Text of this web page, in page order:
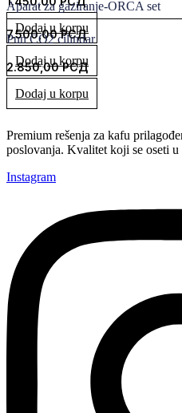
Dodaj u korpu
Aparat za gaziranje-ORCA set
7.500,00РСД
Dodaj u korpu
Pun CO2 cilindar
2.850,00РСД
Dodaj u korpu
Premium rešenja za kafu
poslovanja. Kvalitet koji se oseti
Instagram